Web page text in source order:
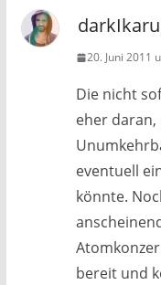
20. Juni 2011
Die nicht
eher daran,
eventuell
könnte.
bereit und